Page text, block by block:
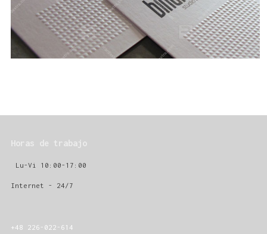
Horas de trabajo
Lu-Vi 10:00-17:00
Internet - 24/7
+48 226-022-614